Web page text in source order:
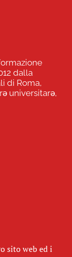
dalla
di Roma,
universitarə,
sito web ed i